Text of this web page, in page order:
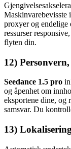
Maskinvarebevisste
proxyer og endelige
ressurser
flyten din.
12)
Seedance 1.5 pro
og åpenhet om
eksportene dine, og
samsvar. Du
13)